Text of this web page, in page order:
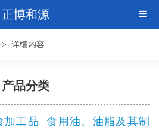
正博和源
详细内容
产品分类
加工品
食用油、油脂及其制